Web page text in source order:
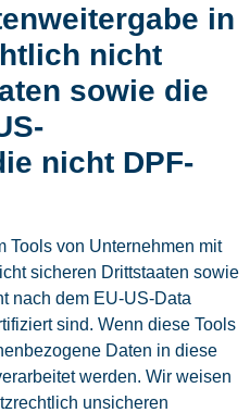
in
nicht
sowie die
nicht DPF-
Tools von Unternehmen mit
sicheren Drittstaaten sowie
nach dem EU-US-Data
sind. Wenn diese Tools
Daten in diese
werden. Wir weisen
unsicheren